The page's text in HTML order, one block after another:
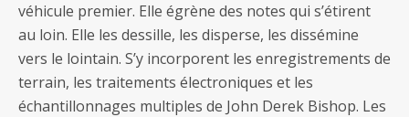
véhicule premier. Elle égrène des notes qui s’étirent
au loin. Elle les dessille, les disperse, les dissémine
vers le lointain. S’y incorporent les enregistrements de
terrain, les traitements électroniques et les
échantillonnages multiples de John Derek Bishop. Les